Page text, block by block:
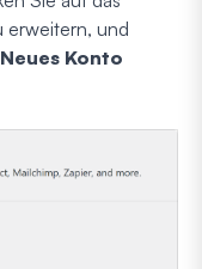
erweitern, und
Neues Konto